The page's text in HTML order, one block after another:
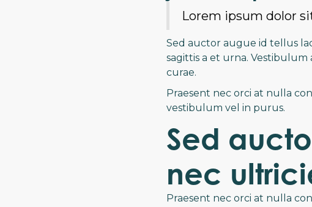
Lorem ipsum dolor
Sed auctor augue id tellus
sagittis a et urna.
curae.
Praesent nec orci at nulla
vestibulum vel in purus.
Sed
nec
Praesent nec orci at nulla